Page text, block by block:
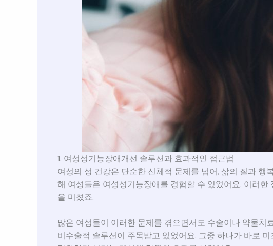
1. 여성성기능장애개선 솔루션과 효과적인 접근법
여성의 성 건강은 단순한 신체적 문제를 넘어, 삶의 질과 행
해 여성들은 여성성기능장애를 경험할 수 있었어요. 이러
을 미쳤죠.
많은 여성들이 이러한 문제를 겪으면서도 수술이나 약물
비수술적 솔루션이 주목받고 있었어요. 그중 하나가 바로